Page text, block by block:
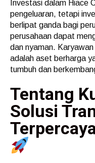
Investasi dalam Hiace
pengeluaran, tetapi
berlipat ganda bagi
perusahaan dapat
dan nyaman.
adalah aset berharga
tumbuh dan
Tentang
Solusi